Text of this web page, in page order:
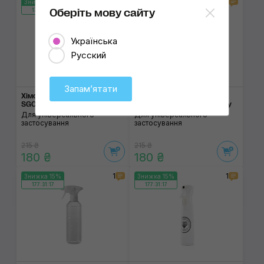
Знижка 15%
177:31:17
Хімостійкий обприску­вач
SGCB Spray Bottle 2.0
Для універсального
застосування
215 ₴
180 ₴
177:31:17
SGCB Spray Bottle 2.0 Grey
Для універсального
застосування
215 ₴
180 ₴
Знижка 15%
177:31:17
1 Знижка 15%
177:31:17
1
Оберіть мову сайту
Українська
Русский
Запамʼятати